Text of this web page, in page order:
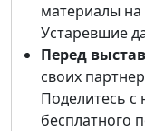
материалы
Устаревшие
Перед
своих
Поделитесь
бесплатного